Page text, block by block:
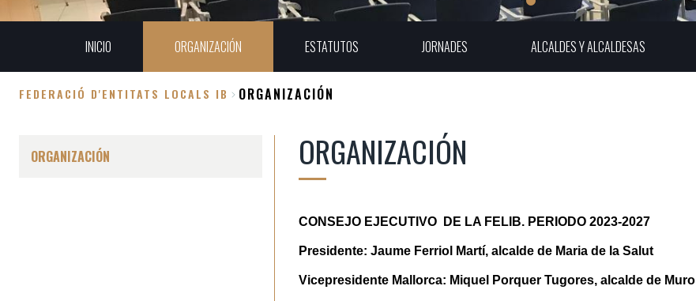
INICIO ORGANIZACIÓN ESTATUTOS JORNADES ALCALDES Y ALCALDESAS
enlaces
FEDERACIÓ D'ENTITATS LOCALS IB ORGANIZACIÓN
ORGANIZACIÓN ORGANIZACIÓN
CONSEJO EJECUTIVO DE LA FELIB. PERIODO 2023-2027
Presidente: Jaume Ferriol Martí, alcalde de Maria de la Salut
Vicepresidente Mallorca: Miquel Porquer Tugores, alcalde de Muro